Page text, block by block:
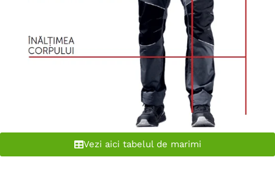
Vezi aici tabelul de marimi